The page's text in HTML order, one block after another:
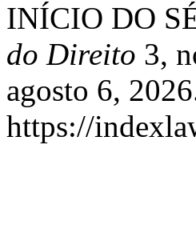
INÍCIO DO
do Direito 3,
agosto 6,
https://